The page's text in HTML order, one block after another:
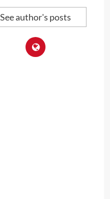
See author's posts